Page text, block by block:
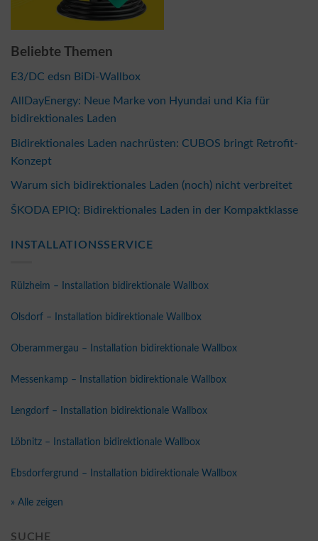
Beliebte Themen
E3/DC edsn BiDi-Wallbox
AllDayEnergy: Neue Marke von Hyundai und Kia für
bidirektionales Laden
Bidirektionales Laden nachrüsten: CUBOS bringt Retrofit-
Konzept
Warum sich bidirektionales Laden (noch) nicht verbreitet
ŠKODA EPIQ: Bidirektionales Laden in der Kompaktklasse
INSTALLATIONSSERVICE
Rülzheim – Installation bidirektionale Wallbox
Olsdorf – Installation bidirektionale Wallbox
Oberammergau – Installation bidirektionale Wallbox
Messenkamp – Installation bidirektionale Wallbox
Lengdorf – Installation bidirektionale Wallbox
Löbnitz – Installation bidirektionale Wallbox
Ebsdorfergrund – Installation bidirektionale Wallbox
» Alle zeigen
SUCHE